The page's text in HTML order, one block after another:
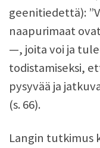
geenitiedettä):
naapurimaat
—, joita voi ja
todistamiseksi,
pysyvää ja
(s. 66).
Langin tutkimus